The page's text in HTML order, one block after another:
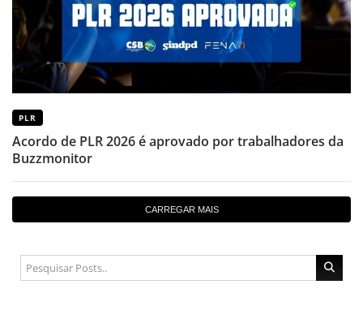
PLR
Acordo de PLR 2026 é aprovado por trabalhadores da
Buzzmonitor
CARREGAR MAIS